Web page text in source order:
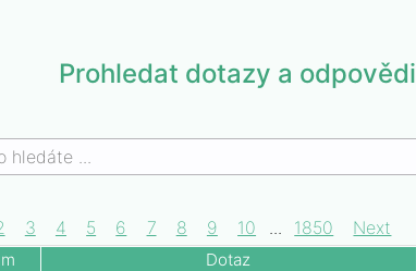
Prohledat dotazy a odpovědi
3 4 5 6 7 8 9 10 ... 1850 Next
Dotaz